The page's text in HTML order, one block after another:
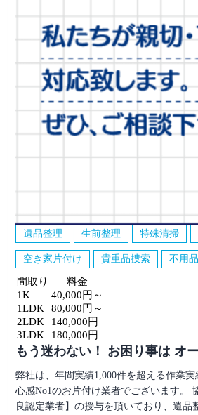
遺品整理 生前整理 特殊清掃
空き家片付け 貴重品捜索 不用
間取り
料金
1K
40,000円～
1LDK
80,000円～
2LDK
140,000円
3LDK
180,000円
もう迷わない！ お困り事は オ
弊社は、年間実績1,000件を超える作業
心感No1のお片付け業者でございます。
良認定業者】の授与を頂いており、遺品